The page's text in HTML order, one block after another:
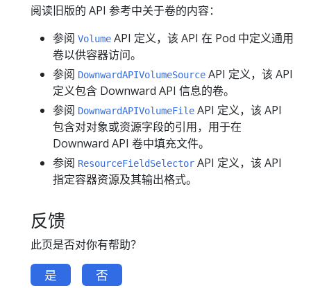
阅读旧版的 API 参考中关于卷的内容：
参阅 Volume API 定义，该 API 在 Pod 中定义通用
卷以供容器访问。
参阅 DownwardAPIVolumeSource API 定义，该 API
定义包含 Downward API 信息的卷。
参阅 DownwardAPIVolumeFile API 定义，该 API
包含对对象或资源字段的引用，用于在
Downward API 卷中填充文件。
参阅 ResourceFieldSelector API 定义，该 API
指定容器资源及其输出格式。
反馈
此页是否对你有帮助？
是 否